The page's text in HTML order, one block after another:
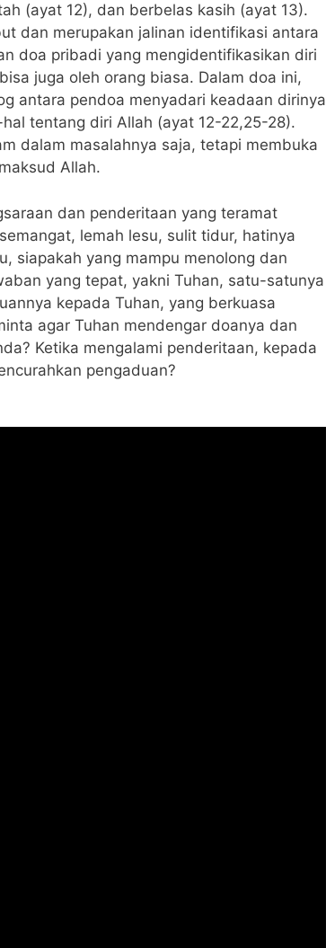
(ayat 12), dan berbelas kasih (ayat 13).
dan merupakan jalinan identifikasi antara
doa pribadi yang mengidentifikasikan diri
juga oleh orang biasa. Dalam doa ini,
antara pendoa menyadari keadaan dirinya
tentang diri Allah (ayat 12-22,25-28).
dalam masalahnya saja, tetapi membuka
Allah.
dan penderitaan yang teramat
lemah lesu, sulit tidur, hatinya
siapakah yang mampu menolong dan
yang tepat, yakni Tuhan, satu-satunya
kepada Tuhan, yang berkuasa
agar Tuhan mendengar doanya dan
Ketika mengalami penderitaan, kepada
pengaduan?